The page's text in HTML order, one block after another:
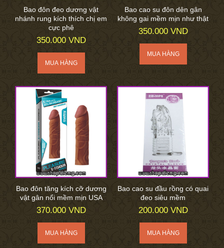
Bao đôn đeo dương vật
nhánh rung kích thích chị em
cực phê
350.000 VND
Bao cao su đôn dên gân
không gai mềm mịn như thật
350.000 VND
Bao đôn tăng kích cỡ dương
vật gân nổi mềm mịn USA
370.000 VND
Bao cao su đầu rồng có quai
đeo siêu mềm
200.000 VND